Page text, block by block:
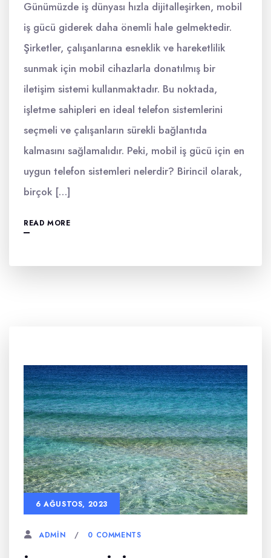
Günümüzde iş dünyası hızla dijitalleşirken, mobil
iş gücü giderek daha önemli hale gelmektedir.
Şirketler, çalışanlarına esneklik ve hareketlilik
sunmak için mobil cihazlarla donatılmış bir
iletişim sistemi kullanmaktadır. Bu noktada,
işletme sahipleri en ideal telefon sistemlerini
seçmeli ve çalışanların sürekli bağlantıda
kalmasını sağlamalıdır. Peki, mobil iş gücü için en
uygun telefon sistemleri nelerdir? Birincil olarak,
birçok […]
READ MORE
6 AĞUSTOS, 2023
ADMIN 0 COMMENTS